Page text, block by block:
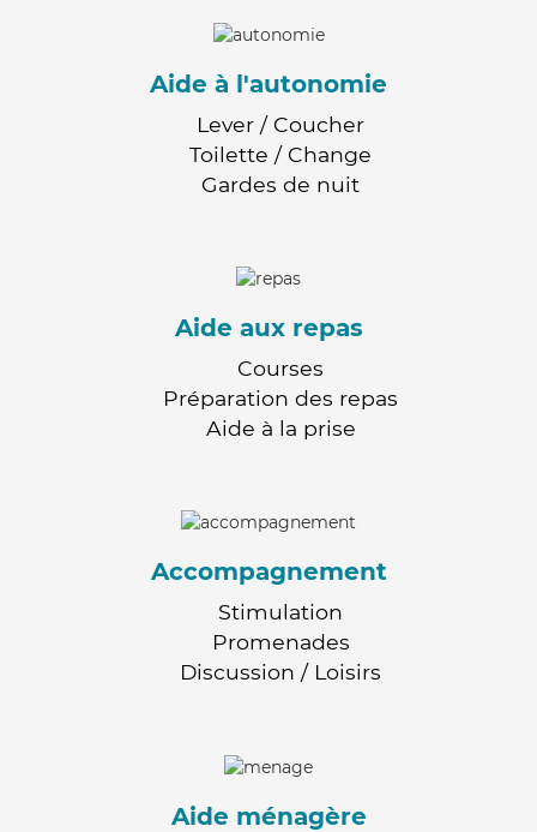
Aide à l'autonomie
Lever / Coucher
Toilette / Change
Gardes de nuit
Aide aux repas
Courses
Préparation des repas
Aide à la prise
Accompagnement
Stimulation
Promenades
Discussion / Loisirs
Aide ménagère